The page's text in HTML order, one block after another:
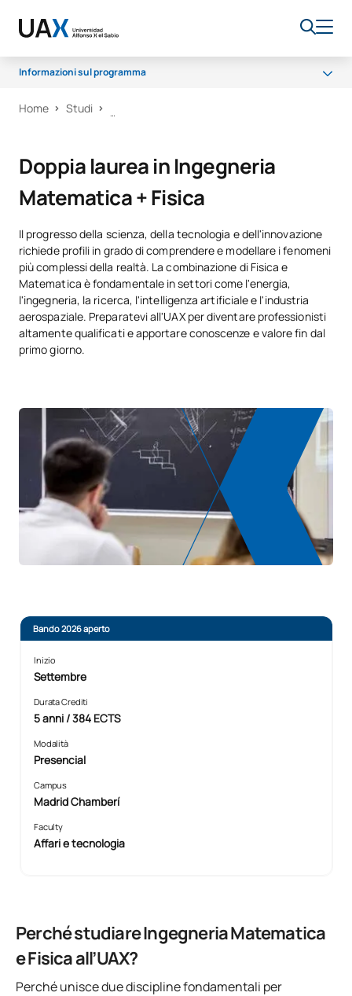
Informazioni sul programma
Perché UAX
Strutture
Opportunità di carriera
Borse di studio
Home Studi
Doppia laurea in Ingegneria
Matematica + Fisica
Il progresso della scienza, della tecnologia e dell'innovazione
richiede profili in grado di comprendere e modellare i fenomeni
più complessi della realtà. La combinazione di Fisica e
Matematica è fondamentale in settori come l'energia,
l'ingegneria, la ricerca, l'intelligenza artificiale e l'industria
aerospaziale. Preparatevi all'UAX per diventare professionisti
altamente qualificati e apportare conoscenze e valore fin dal
primo giorno.
Bando 2026 aperto
Inizio
Settembre
Durata Crediti
5 anni / 384 ECTS
Modalità
Presencial
Campus
Madrid Chamberí
Faculty
Affari e tecnologia
Perché studiare Ingegneria Matematica
e Fisica all’UAX?
Perché unisce due discipline fondamentali per